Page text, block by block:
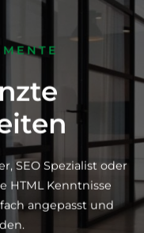
SEO Spezialist oder
HTML Kenntnisse
angepasst und